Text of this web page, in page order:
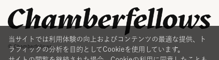
© Chamberfellows
当サイトでは利用体験の向上およびコンテンツの最適な提供、ト
ラフィックの分析を目的としてCookieを使用しています。